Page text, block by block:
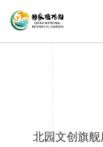
北园文创旗